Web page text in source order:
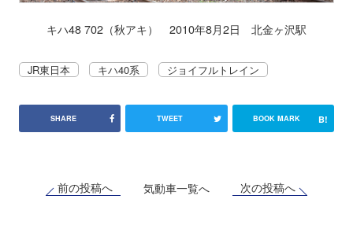
キハ48 702（秋アキ） 2010年8月2日 北金ヶ沢駅
JR東日本 キハ40系 ジョイフルトレイン
SHARE TWEET BOOK MARK B!
前の投稿へ 気動車一覧へ 次の投稿へ